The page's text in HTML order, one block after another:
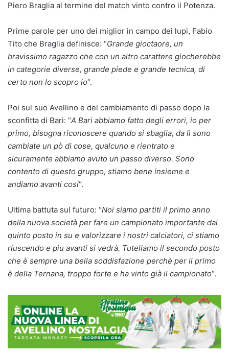
Piero Braglia al termine del match vinto contro il Potenza.
Prime parole per uno dei miglior in campo dei lupi, Fabio
Tito che Braglia definisce: “Grande gioctaore, un
bravissimo ragazzo che con un altro carattere giocherebbe
in categorie diverse, grande piede e grande tecnica, di
certo non lo scopro io“.
Poi sul suo Avellino e del cambiamento di passo dopo la
sconfitta di Bari: “A Bari abbiamo fatto degli errori, io per
primo, bisogna riconoscere quando si sbaglia, da lì sono
cambiate un pò di cose, qualcuno e rientrato e
sicuramente abbiamo avuto un passo diverso. Sono
contento di questo gruppo, stiamo bene insieme e
andiamo avanti cosi“.
Ultima battuta sul futuro: “Noi siamo partiti il primo anno
della nuova società per fare un campionato importante dal
quinto posto in su e valorizzare i nostri calciatori, ci stiamo
riuscendo e piu avanti si vedrà. Tuteliamo il secondo posto
che è sempre una bella soddisfazione perchè per il primo
è della Ternana, troppo forte e ha vinto già il campionato“.